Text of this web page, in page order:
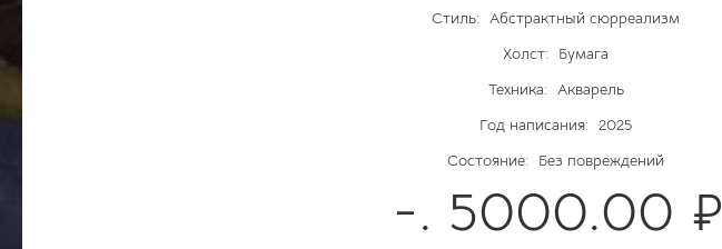
Стиль: Абстрактный сюрреализм
Холст:
Бумага
Техника: Акварель
Год написания: 2025
Состояние:
Без повреждений
-. 5000.00 ₽